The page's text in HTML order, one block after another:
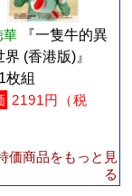
華
『一隻牛的異
界 (香港版)』
枚組
2191円（税
価商品をもっと見
る